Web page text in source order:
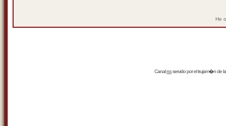
He
Canalrssservido por eltrujam�nde